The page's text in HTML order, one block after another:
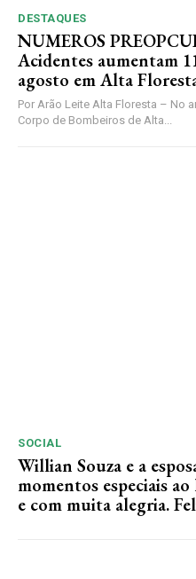
DESTAQUES
NUMEROS
Acidentes aumentam
agosto em Alta
Por Arão Leite Alta Floresta – No
Corpo de Bombeiros de Alta...
SOCIAL
Willian Souza e a
momentos especiais
e com muita alegria.